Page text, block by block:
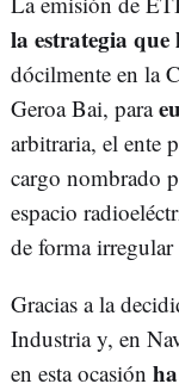
la estrategia
dócilmente en la
Geroa Bai, para
arbitraria, el ente
cargo nombrado
espacio
de forma irregular
Gracias a la
Industria y, en
en esta ocasión